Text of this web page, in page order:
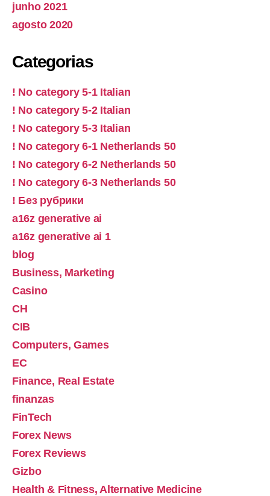
junho 2021
agosto 2020
Categorias
! No category 5-1 Italian
! No category 5-2 Italian
! No category 5-3 Italian
! No category 6-1 Netherlands 50
! No category 6-2 Netherlands 50
! No category 6-3 Netherlands 50
! Без рубрики
a16z generative ai
a16z generative ai 1
blog
Business, Marketing
Casino
CH
CIB
Computers, Games
EC
Finance, Real Estate
finanzas
FinTech
Forex News
Forex Reviews
Gizbo
Health & Fitness, Alternative Medicine